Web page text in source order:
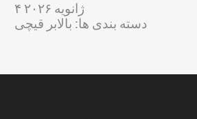
۴ ژانویه ۲۰۲۶
دسته بندی ها: بالابر قیچی